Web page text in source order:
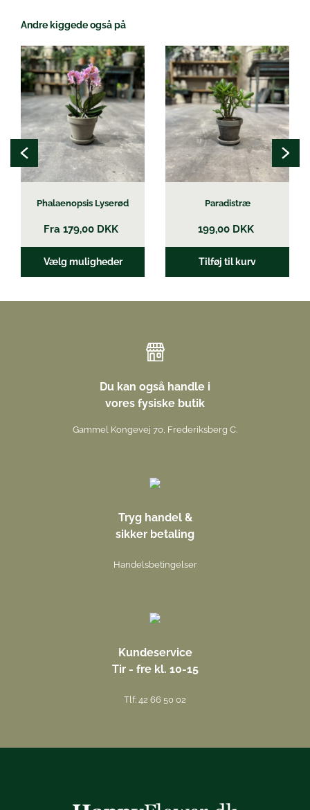
Andre kiggede også på
Phalaenopsis Lyserød
Fra 179,00 DKK
Vælg muligheder
Dette
vare
har
flere
varianter.
Mulighederne
kan
vælges
på
varesiden
Paradistræ
199,00 DKK
Tilføj til kurv
Du kan også handle i
vores fysiske butik
Gammel Kongevej 70, Frederiksberg C.
Tryg handel &
sikker betaling
Handelsbetingelser
Kundeservice
Tir - fre kl. 10-15
Tlf: 42 66 50 02